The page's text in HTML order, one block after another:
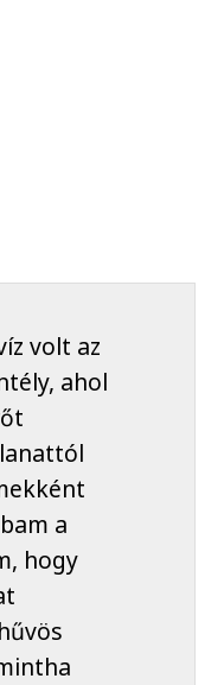
volt az
ahol
a
hogy